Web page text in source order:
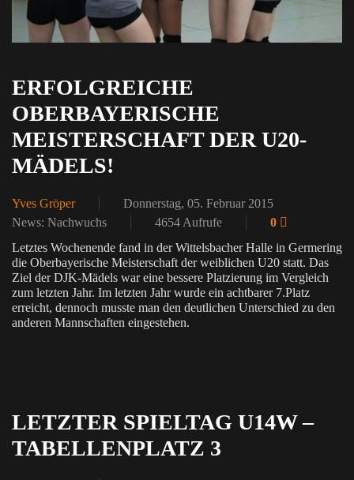
ERFOLGREICHE
OBERBAYERISCHE
MEISTERSCHAFT DER U20-
MÄDELS!
Yves Gröper
Donnerstag, 05. Februar 2015
News: Nachwuchs
4654 Aufrufe
0
Letztes Wochenende fand in der Wittelsbacher Halle in Germering
die Oberbayerische Meisterschaft der weiblichen U20 statt. Das
Ziel der DJK-Mädels war eine bessere Platzierung im Vergleich
zum letzten Jahr. Im letzten Jahr wurde ein achtbarer 7.Platz
erreicht, dennoch musste man den deutlichen Unterschied zu den
anderen Mannschaften eingestehen.
LETZTER SPIELTAG U14W –
TABELLENPLATZ 3